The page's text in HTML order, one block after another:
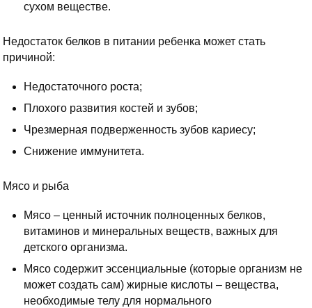
сухом веществе.
Недостаток белков в питании ребенка может стать
причиной:
Недостаточного роста;
Плохого развития костей и зубов;
Чрезмерная подверженность зубов кариесу;
Снижение иммунитета.
Мясо и рыба
Мясо – ценный источник полноценных белков,
витаминов и минеральных веществ, важных для
детского организма.
Мясо содержит эссенциальные (которые организм не
может создать сам) жирные кислоты – вещества,
необходимые телу для нормального